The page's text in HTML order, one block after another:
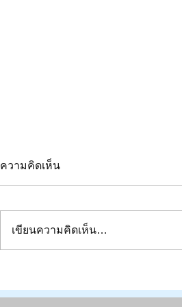
Thai LASER
ความคิดเห็น
เขียนความคิดเห็น…